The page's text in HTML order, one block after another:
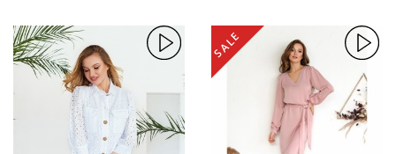
SALE